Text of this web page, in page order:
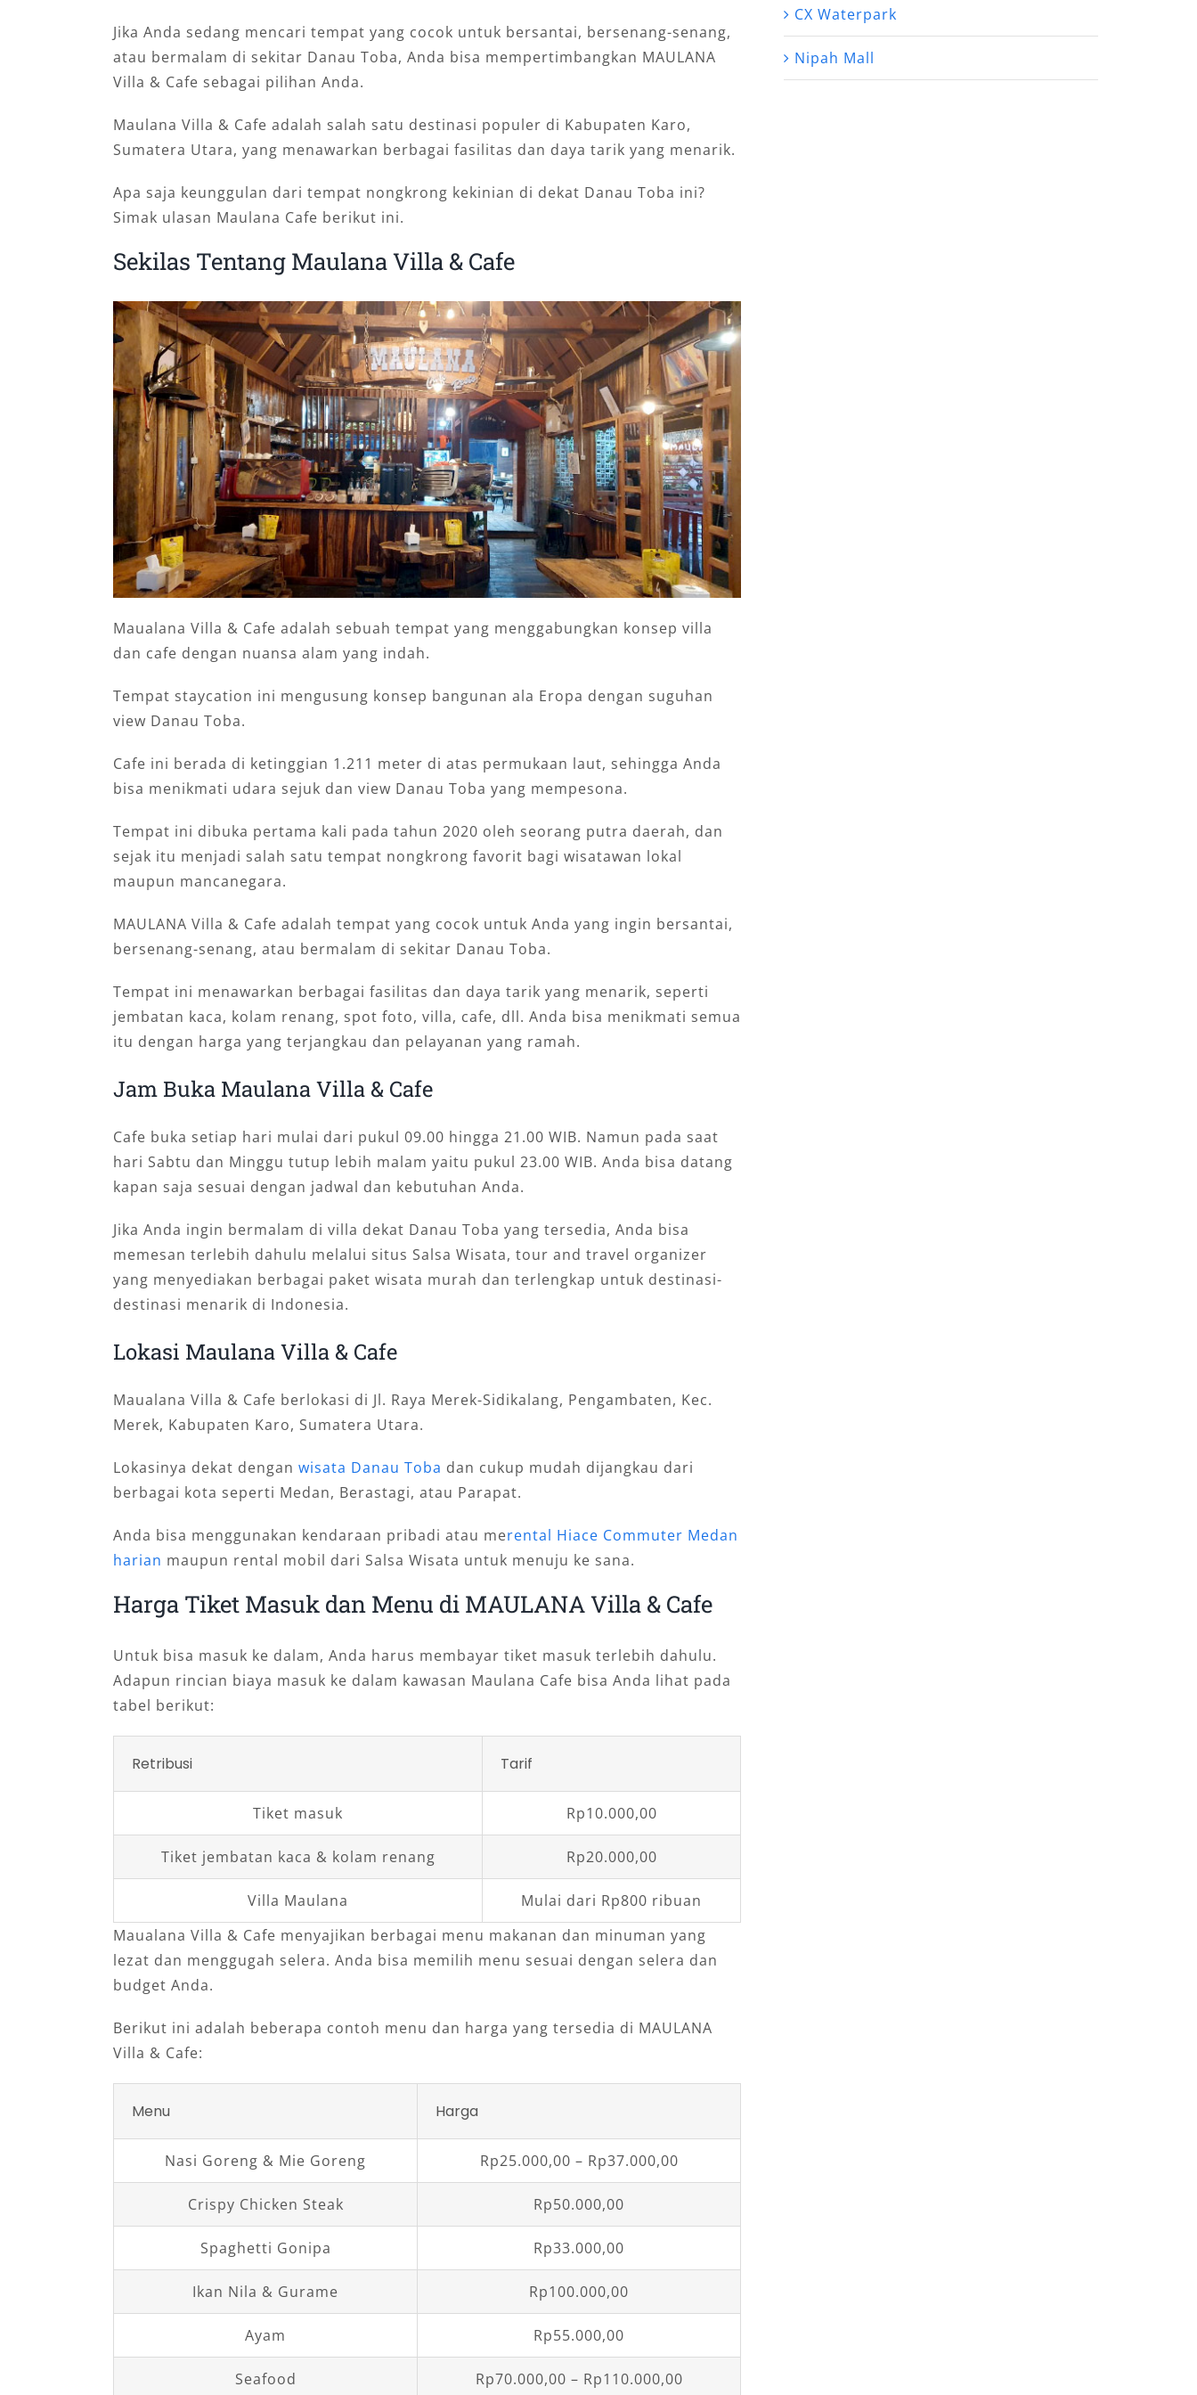
Jika Anda sedang mencari tempat yang cocok untuk bersantai, bersenang-senang,
atau bermalam di sekitar Danau Toba, Anda bisa mempertimbangkan MAULANA
Villa & Cafe sebagai pilihan Anda.
Maulana Villa & Cafe adalah salah satu destinasi populer di Kabupaten Karo,
Sumatera Utara, yang menawarkan berbagai fasilitas dan daya tarik yang menarik.
Apa saja keunggulan dari tempat nongkrong kekinian di dekat Danau Toba ini?
Simak ulasan Maulana Cafe berikut ini.
Sekilas Tentang Maulana Villa & Cafe
Maualana Villa & Cafe adalah sebuah tempat yang menggabungkan konsep villa
dan cafe dengan nuansa alam yang indah.
Tempat staycation ini mengusung konsep bangunan ala Eropa dengan suguhan
view Danau Toba.
Cafe ini berada di ketinggian 1.211 meter di atas permukaan laut, sehingga Anda
bisa menikmati udara sejuk dan view Danau Toba yang mempesona.
Tempat ini dibuka pertama kali pada tahun 2020 oleh seorang putra daerah, dan
sejak itu menjadi salah satu tempat nongkrong favorit bagi wisatawan lokal
maupun mancanegara.
MAULANA Villa & Cafe adalah tempat yang cocok untuk Anda yang ingin bersantai,
bersenang-senang, atau bermalam di sekitar Danau Toba.
Tempat ini menawarkan berbagai fasilitas dan daya tarik yang menarik, seperti
jembatan kaca, kolam renang, spot foto, villa, cafe, dll. Anda bisa menikmati semua
itu dengan harga yang terjangkau dan pelayanan yang ramah.
Jam Buka Maulana Villa & Cafe
Cafe buka setiap hari mulai dari pukul 09.00 hingga 21.00 WIB. Namun pada saat
hari Sabtu dan Minggu tutup lebih malam yaitu pukul 23.00 WIB. Anda bisa datang
kapan saja sesuai dengan jadwal dan kebutuhan Anda.
Jika Anda ingin bermalam di villa dekat Danau Toba yang tersedia, Anda bisa
memesan terlebih dahulu melalui situs Salsa Wisata, tour and travel organizer
yang menyediakan berbagai paket wisata murah dan terlengkap untuk destinasi-
destinasi menarik di Indonesia.
Lokasi Maulana Villa & Cafe
Maualana Villa & Cafe berlokasi di Jl. Raya Merek-Sidikalang, Pengambaten, Kec.
Merek, Kabupaten Karo, Sumatera Utara.
Lokasinya dekat dengan wisata Danau Toba dan cukup mudah dijangkau dari
berbagai kota seperti Medan, Berastagi, atau Parapat.
Anda bisa menggunakan kendaraan pribadi atau merental Hiace Commuter Medan
harian maupun rental mobil dari Salsa Wisata untuk menuju ke sana.
Harga Tiket Masuk dan Menu di MAULANA Villa & Cafe
Untuk bisa masuk ke dalam, Anda harus membayar tiket masuk terlebih dahulu.
Adapun rincian biaya masuk ke dalam kawasan Maulana Cafe bisa Anda lihat pada
tabel berikut:
Retribusi Tarif
Tiket masuk Rp10.000,00
Tiket jembatan kaca & kolam renang Rp20.000,00
Villa Maulana
Mulai dari Rp800 ribuan
Maualana Villa & Cafe menyajikan berbagai menu makanan dan minuman yang
lezat dan menggugah selera. Anda bisa memilih menu sesuai dengan selera dan
budget Anda.
Berikut ini adalah beberapa contoh menu dan harga yang tersedia di MAULANA
Villa & Cafe:
Menu Harga
Nasi Goreng & Mie Goreng Rp25.000,00 – Rp37.000,00
Crispy Chicken Steak Rp50.000,00
Spaghetti Gonipa Rp33.000,00
Ikan Nila & Gurame Rp100.000,00
Ayam Rp55.000,00
Seafood Rp70.000,00 – Rp110.000,00
CX Waterpark
Nipah Mall